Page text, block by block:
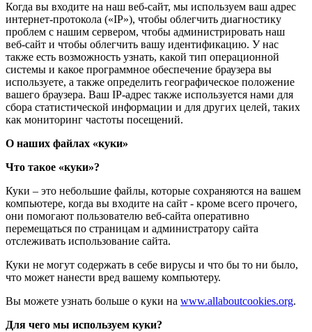
Когда вы входите на наш веб-сайт, мы используем ваш адрес
интернет-протокола («IP»), чтобы облегчить диагностику
проблем с нашим сервером, чтобы администрировать наш
веб-сайт и чтобы облегчить вашу идентификацию. У нас
также есть возможность узнать, какой тип операционной
системы и какое программное обеспечение браузера вы
используете, а также определить географическое положение
вашего браузера. Ваш IP-адрес также используется нами для
сбора статистической информации и для других целей, таких
как мониторинг частоты посещений.
О наших файлах «куки»
Что такое «куки»?
Куки – это небольшие файлы, которые сохраняются на вашем
компьютере, когда вы входите на сайт - кроме всего прочего,
они помогают пользователю веб-сайта оперативно
перемещаться по страницам и администратору сайта
отслеживать использование сайта.
Куки не могут содержать в себе вирусы и что бы то ни было,
что может нанести вред вашему компьютеру.
Вы можете узнать больше о куки на www.allaboutcookies.org.
Для чего мы используем куки?